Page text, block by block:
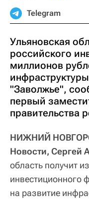
Telegram
Ульяновская
российского
миллионов
"Заволжье",
первый
правительства
НИЖНИЙ
Новости, Сергей
область получит
инвестиционного
на развитие